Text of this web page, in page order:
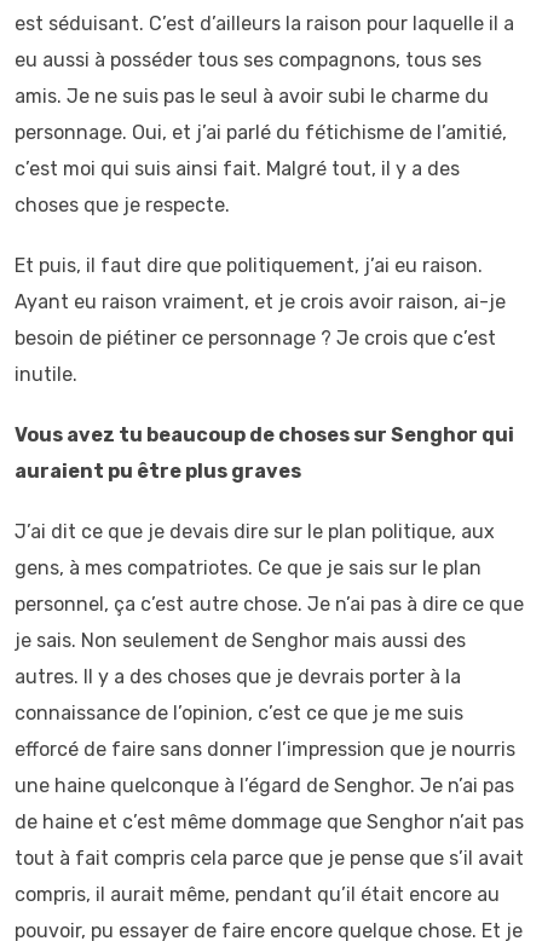
est séduisant. C’est d’ailleurs la raison pour laquelle il a
eu aussi à posséder tous ses compagnons, tous ses
amis. Je ne suis pas le seul à avoir subi le charme du
personnage. Oui, et j’ai parlé du fétichisme de l’amitié,
c’est moi qui suis ainsi fait. Malgré tout, il y a des
choses que je respecte.
Et puis, il faut dire que politiquement, j’ai eu raison.
Ayant eu raison vraiment, et je crois avoir raison, ai-je
besoin de piétiner ce personnage ? Je crois que c’est
inutile.
Vous avez tu beaucoup de choses sur Senghor qui
auraient pu être plus graves
J’ai dit ce que je devais dire sur le plan politique, aux
gens, à mes compatriotes. Ce que je sais sur le plan
personnel, ça c’est autre chose. Je n’ai pas à dire ce que
je sais. Non seulement de Senghor mais aussi des
autres. Il y a des choses que je devrais porter à la
connaissance de l’opinion, c’est ce que je me suis
efforcé de faire sans donner l’impression que je nourris
une haine quelconque à l’égard de Senghor. Je n’ai pas
de haine et c’est même dommage que Senghor n’ait pas
tout à fait compris cela parce que je pense que s’il avait
compris, il aurait même, pendant qu’il était encore au
pouvoir, pu essayer de faire encore quelque chose. Et je